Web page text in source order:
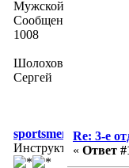
Сообщений:
1008
Шолохов
Сергей
sportsmen
Инструктор
Re: 3-е
« Ответ